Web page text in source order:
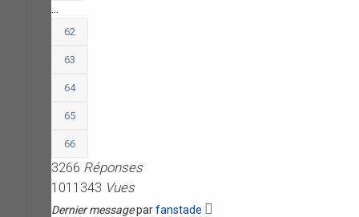
62
63
64
65
66
3266 Réponses
1011343 Vues
Dernier messageparfanstade